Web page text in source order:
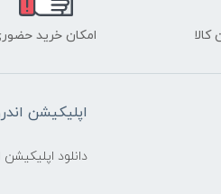
امکان خرید
اپلیکیشن
دانلود اپلیکیشن